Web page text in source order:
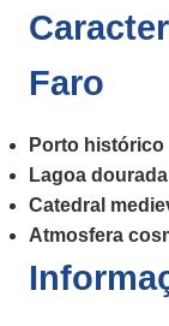
Faro
Porto histórico
Lagoa dourada
Catedral
Atmosfera